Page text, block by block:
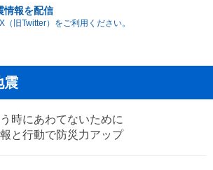
情報を配信
（旧Twitter）をご利用ください。
震
時にあわてないために
と行動で防災力アップ